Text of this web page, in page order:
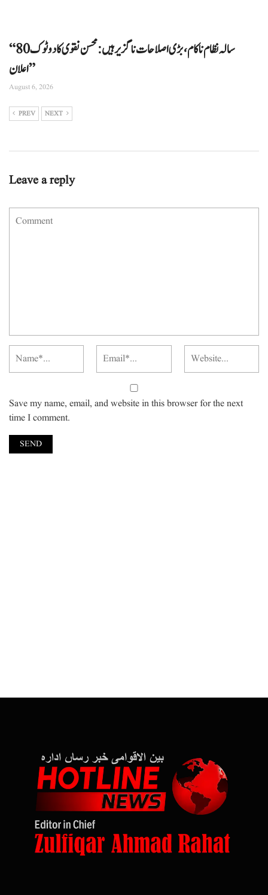
“80 سالہ نظام ناکام، بڑی اصلاحات ناگزیر ہیں: محسن نقوی کا دوٹوک
اعلان”
August 6, 2026
PREV NEXT
Leave a reply
Save my name, email, and website in this browser for the next
time I comment.